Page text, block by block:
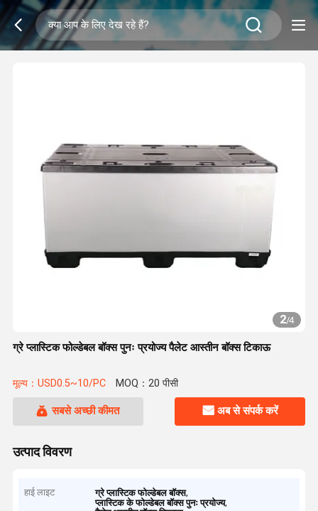
2/4
ग्रे प्लास्टिक फोल्डेबल बॉक्स पुनः प्रयोज्य पैलेट आस्तीन बॉक्स टिकाऊ
मूल्य：USD0.5~10/PC MOQ：20 पीसी
सबसे अच्छी कीमत अब से संपर्क करें
उत्पाद विवरण
हाई लाइट ग्रे प्लास्टिक फोल्डेबल बॉक्स,
प्लास्टिक के फोल्डेबल बॉक्स पुनः प्रयोज्य,